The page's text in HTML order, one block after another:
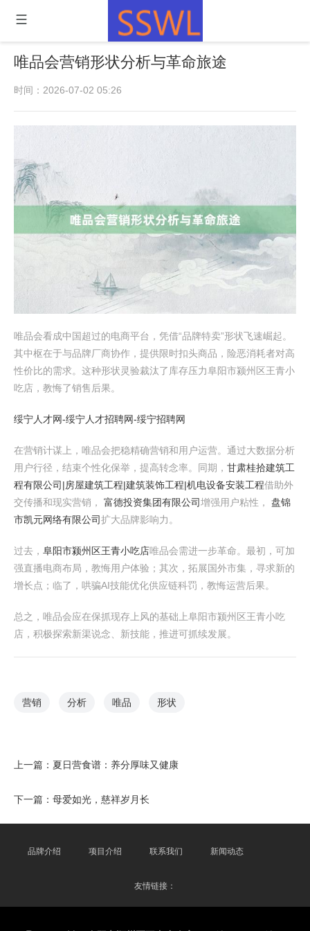
唯品会营销形状分析与革命旅途
时间：2026-07-02 05:26
唯品会看成中国超过的电商平台，凭借“品牌特卖”形状飞速崛起。
其中枢在于与品牌厂商协作，提供限时扣头商品，险恶消耗者对高
性价比的需求。这种形状灵验裁汰了库存压力阜阳市颍州区王青小
吃店，教悔了销售后果。
绥宁人才网-绥宁人才招聘网-绥宁招聘网
在营销计谋上，唯品会把稳精确营销和用户运营。通过大数据分析
用户行径，结束个性化保举，提高转念率。同期， 甘肃桂拾建筑工
程有限公司|房屋建筑工程|建筑装饰工程|机电设备安装工程借助外
交传播和现实营销， 富德投资集团有限公司增强用户粘性， 盘锦
市凯元网络有限公司扩大品牌影响力。
过去， 阜阳市颍州区王青小吃店唯品会需进一步革命。最初，可加
强直播电商布局，教悔用户体验；其次，拓展国外市集，寻求新的
增长点；临了，哄骗AI技能优化供应链科罚，教悔运营后果。
总之，唯品会应在保抓现存上风的基础上阜阳市颍州区王青小吃
店，积极探索新渠说念、新技能，推进可抓续发展。
营销 分析 唯品 形状
上一篇： 夏日营食谱：养分厚味又健康
下一篇： 母爱如光，慈祥岁月长
品牌介绍 项目介绍 联系我们 新闻动态
友情链接：